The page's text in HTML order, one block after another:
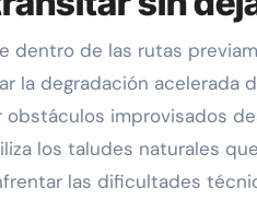
dentro de las rutas
la degradación acelerada
improvisados
los taludes naturales
las dificultades